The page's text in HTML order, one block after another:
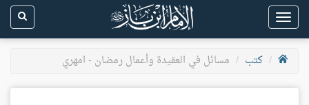
Toggle
navigation
كتب
مسائل في العقيدة وأعمال رمضان - امهري